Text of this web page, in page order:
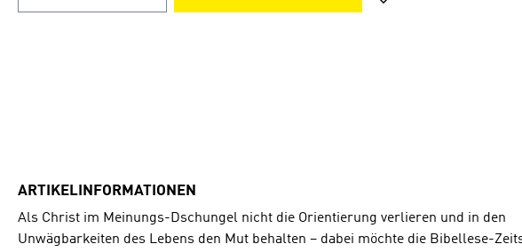
ARTIKELINFORMATIONEN
Als Christ im Meinungs-Dschungel nicht die Orientierung verlieren und in den
Unwägbarkeiten des Lebens den Mut behalten – dabei möchte die Bibellese-